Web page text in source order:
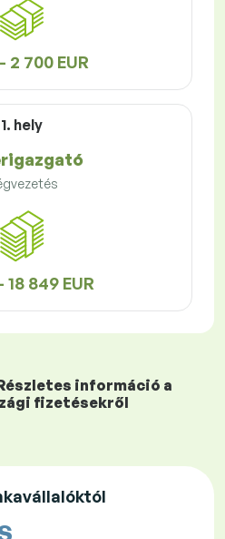
2 700 EUR
1. hely
18 849 EUR
információ a
fizetésekről